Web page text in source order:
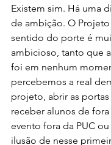
Existem sim. Há uma
de ambição. O
sentido do porte é
ambicioso, tanto que
foi em nenhum
percebemos a real
projeto, abrir as portas
receber alunos de
evento fora da PUC
ilusão de nesse